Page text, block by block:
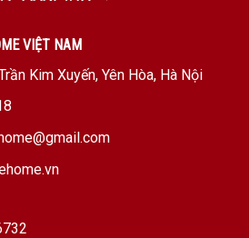
VIỆT NAM
Kim Xuyến, Yên Hòa, Hà Nội